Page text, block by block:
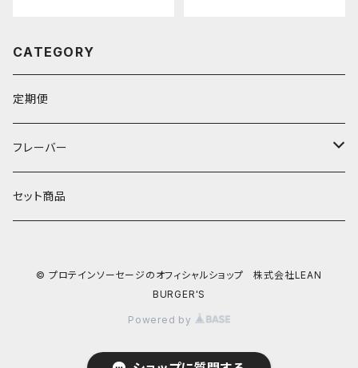
CATEGORY
定期便
フレーバー
1本/70g
セット商品
© プロテインソーセージのオフィシャルショップ 株式会社LEAN
BURGER'S
Powered by